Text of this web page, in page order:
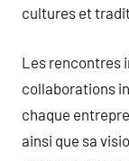
cultures et
Les rencontres
collaborations
chaque
ainsi que sa